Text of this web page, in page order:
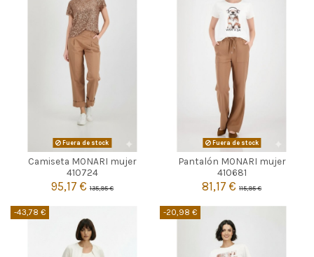
Fuera de stock
Camiseta MONARI mujer
410724
95,17 €135,95 €
 Agotado
Fuera de stock
Pantalón MONARI mujer
410681
81,17 €115,95 €
 Agotado
-43,78 € -20,98 €